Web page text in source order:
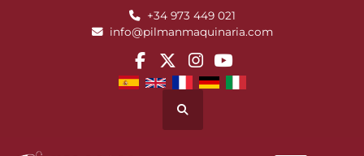
+34 973 449 021
info@pilmanmaquinaria.com
facebook
twitterinstagram
youtube
Buscar